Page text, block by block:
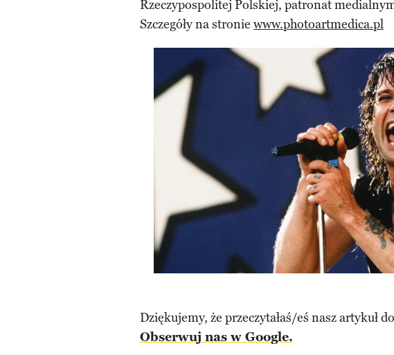
Rzeczypospolitej Polskiej, patronat
Szczegóły na stronie www.photoartmedica.pl
Dziękujemy, że przeczytałaś/eś nasz artykuł
Obserwuj nas w Google.